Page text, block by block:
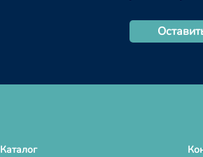
Каталог